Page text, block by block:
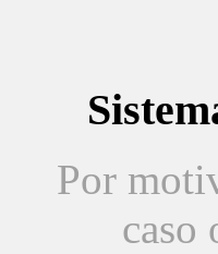
Por
caso